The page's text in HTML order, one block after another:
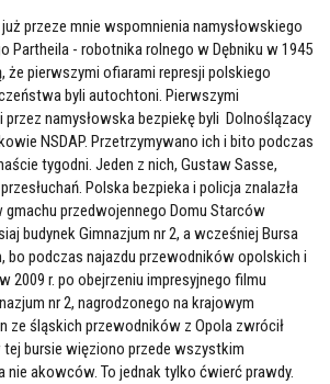
przeze mnie wspomnienia namysłowskiego
Partheila - robotnika rolnego w Dębniku w 1945
że pierwszymi ofiarami represji polskiego
byli autochtoni. Pierwszymi
namysłowska bezpiekę byli Dolnoślązacy
NSDAP. Przetrzymywano ich i bito podczas
tygodni. Jeden z nich, Gustaw Sasse,
Polska bezpieka i policja znalazła
gmachu przedwojennego Domu Starców
budynek Gimnazjum nr 2, a wcześniej Bursa
bo podczas najazdu przewodników opolskich i
2009 r. po obejrzeniu impresyjnego filmu
nr 2, nagrodzonego na krajowym
ze śląskich przewodników z Opola zwrócił
tej bursie więziono przede wszystkim
nie akowców. To jednak tylko ćwierć prawdy.